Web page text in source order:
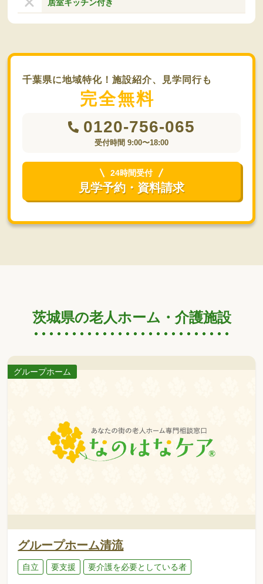
居室キッチン付き
千葉県に地域特化！施設紹介、見学同行も
完全無料
0120-756-065
受付時間 9:00〜18:00
24時間受付
見学予約・資料請求
茨城県の老人ホーム・介護施設
グループホーム
グループホーム清流
自立 要支援 要介護を必要としている者